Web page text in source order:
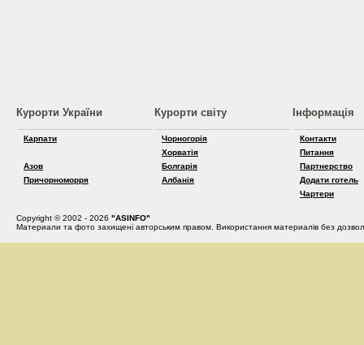
Курорти України
Карпати
Азов
Причорноморря
Курорти світу
Чорногорія
Хорватія
Болгарія
Албанія
Інформація
Контакти
Питання
Партнерство
Додати готель
Чартери
Copyright © 2002 - 2026 "ASINFO"
Материали та фото захищені авторським правом. Використання материалів без